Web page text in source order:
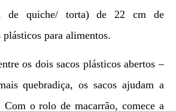
de quiche/ torta) de 22 cm de
plásticos para alimentos.
os dois sacos plásticos abertos –
quebradiça, os sacos ajudam a
o rolo de macarrão, comece a